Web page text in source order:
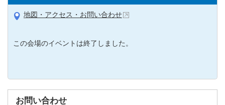
地図・アクセス・お問い合わせ
この会場のイベントは終了しました。
お問い合わせ